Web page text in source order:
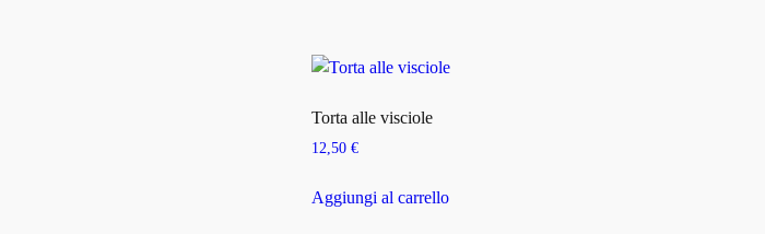
Torta alle visciole
12,50 €
Aggiungi al carrello